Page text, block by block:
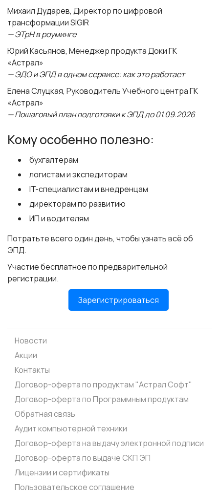
Михаил Дударев, Директор по цифровой
трансформации SIGIR
— ЭТрН в роуминге
Юрий Касьянов, Менеджер продукта Доки ГК
«Астрал»
— ЭДО и ЭПД в одном сервисе: как это работает
Елена Слуцкая, Руководитель Учебного центра ГК
«Астрал»
— Пошаговый план подготовки к ЭПД до 01.09.2026
Кому особенно полезно:
бухгалтерам
логистам и экспедиторам
IT-специалистам и внедренцам
директорам по развитию
ИП и водителям
Потратьте всего один день, чтобы узнать всё об
ЭПД.
Участие бесплатное по предварительной
регистрации.
Зарегистрироваться
Новости
Акции
Контакты
Договор-оферта по продуктам "Астрал Софт"
Договор-оферта по Программным продуктам
Обратная связь
Аудит компьютерной техники
Договор-оферта на выдачу электронной подписи
Договор-оферта по выдаче СКП ЭП
Лицензии и сертификаты
Пользовательское соглашение